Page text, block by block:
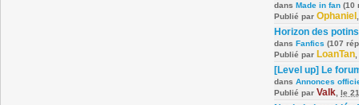
dans Made in fan (10
Publié par Ophaniel
Horizon des potins
dans Fanfics (107
Publié par LoanTan
[Level up] Le
dans Annonces
Publié par Valk le